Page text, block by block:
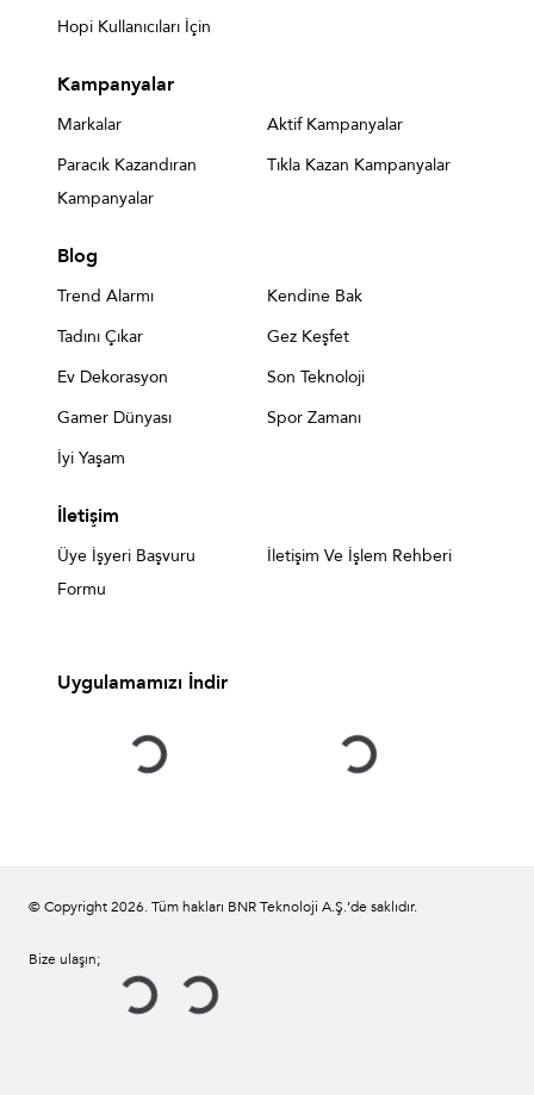
Hopi Kullanıcıları İçin
Kampanyalar
Markalar
Aktif Kampanyalar
Paracık Kazandıran
Kampanyalar
Tıkla Kazan Kampanyalar
Blog
Trend Alarmı
Kendine Bak
Tadını Çıkar
Gez Keşfet
Ev Dekorasyon
Son Teknoloji
Gamer Dünyası
Spor Zamanı
İyi Yaşam
İletişim
Üye İşyeri Başvuru
Formu
İletişim Ve İşlem Rehberi
Uygulamamızı İndir
© Copyright2026. Tüm hakları BNR Teknoloji A.Ş.’de saklıdır.
Bize ulaşın;